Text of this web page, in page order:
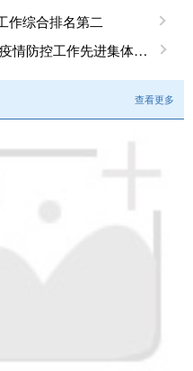
作综合排名第二
民盟安阳市委关于表彰 新冠肺炎疫情防控工作先进集体、先进个人的决定
查看更多